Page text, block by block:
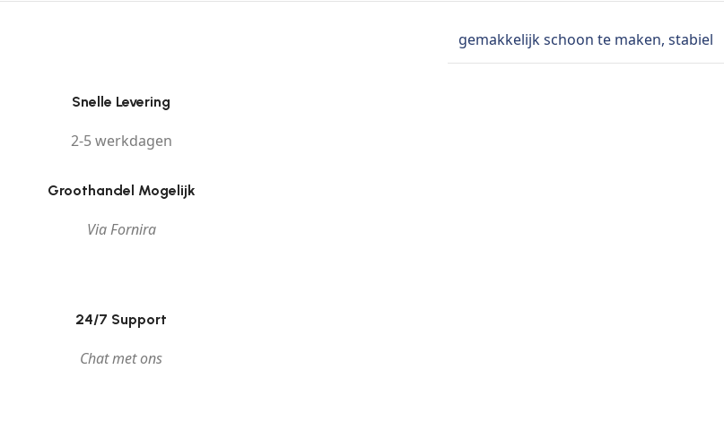
gemakkelijk schoon te maken, stabiel
Snelle Levering
2-5 werkdagen
Groothandel Mogelijk
Via Fornira
24/7 Support
Chat met ons